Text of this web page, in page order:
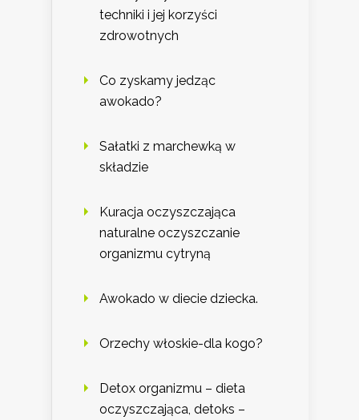
techniki i jej korzyści
zdrowotnych
Co zyskamy jedząc
awokado?
Sałatki z marchewką w
składzie
Kuracja oczyszczająca
naturalne oczyszczanie
organizmu cytryną
Awokado w diecie dziecka.
Orzechy włoskie-dla kogo?
Detox organizmu – dieta
oczyszczająca, detoks –